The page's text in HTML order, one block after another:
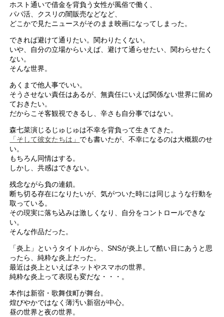
ホスト通いで借金を背負う女性が風俗で働く、
パパ活、クスリの闇販売などなど、
どこかで見たニュースがそのまま映画になってしまった。
できれば避けて通りたい。関わりたくない。
いや、自分の立場からいえば、避けて通らせたい、関わらせたく
ない。
そんな世界。
あくまで他人事でいい。
そうさせない責任はあるが、無責任にいえば関係ない世界に留め
ておきたい。
だからこそ客観視できるし、辛さも自分事ではない。
森七菜演じるじゅじゅは不幸を背負って生きてきた。
「そして彼女たちは」 でも書いたが、不幸になるのは大概親のせ
い。
もちろん同情はする。
しかし、共感はできない。
残念ながら負の連鎖。
断ち切る存在になりたいが、気がついた時には同じような行動を
取っている。
その現実に落ち込みは激しくなり、自分をコントロールできな
い。
そんな作品だった。
「炎上」というタイトルから、SNSが炎上して酷い目にあうと思
ったら、純粋な炎上だった。
最近は炎上といえばネットやスマホの世界。
純粋な炎上って表現も変だな・・・。
本作は新宿・歌舞伎町が舞台。
煌びやかではなく薄汚い新宿が中心。
昼の世界と夜の世界。